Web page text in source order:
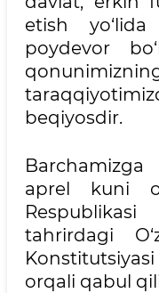
etish
poydevor
beqiyosdir.
Barchamizga
aprel kuni
tahrirdagi
orqali qabul